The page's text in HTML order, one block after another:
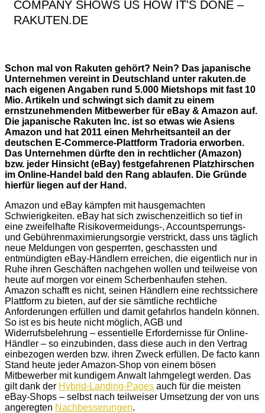
COMPANY SHOWS US HOW IT'S DONE –
RAKUTEN.DE
Schon mal von Rakuten gehört? Nein? Das japanische
Unternehmen vereint in Deutschland unter rakuten.de
nach eigenen Angaben rund 5.000 Mietshops mit fast 10
Mio. Artikeln und schwingt sich damit zu einem
ernstzunehmenden Mitbewerber für eBay & Amazon auf.
Die japanische Rakuten Inc. ist so etwas wie Asiens
Amazon und hat 2011 einen Mehrheitsanteil an der
deutschen E-Commerce-Plattform Tradoria erworben.
Das Unternehmen dürfte den in rechtlicher (Amazon)
bzw. jeder Hinsicht (eBay) festgefahrenen Platzhirschen
im Online-Handel bald den Rang ablaufen. Die Gründe
hierfür liegen auf der Hand.
Amazon und eBay kämpfen mit hausgemachten
Schwierigkeiten. eBay hat sich zwischenzeitlich so tief in
eine zweifelhafte Risikovermeidungs-, Accountsperrungs-
und Gebührenmaximierungsorgie verstrickt, dass uns täglich
neue Meldungen von gesperrten, geschassten und
entmündigten eBay-Händlern erreichen, die eigentlich nur in
Ruhe ihren Geschäften nachgehen wollen und teilweise von
heute auf morgen vor einem Scherbenhaufen stehen.
Amazon schafft es nicht, seinen Händlern eine rechtssichere
Plattform zu bieten, auf der sie sämtliche rechtliche
Anforderungen erfüllen und damit gefahrlos handeln können.
So ist es bis heute nicht möglich, AGB und
Widerrufsbelehrung – essentielle Erfordernisse für Online-
Händler – so einzubinden, dass diese auch in den Vertrag
einbezogen werden bzw. ihren Zweck erfüllen. De facto kann
Stand heute jeder Amazon-Shop von einem bösen
Mitbewerber mit kundigem Anwalt lahmgelegt werden. Das
gilt dank der Hybrid-Landing-Pages auch für die meisten
eBay-Shops – selbst nach teilweiser Umsetzung der von uns
angeregten Nachbesserungen.